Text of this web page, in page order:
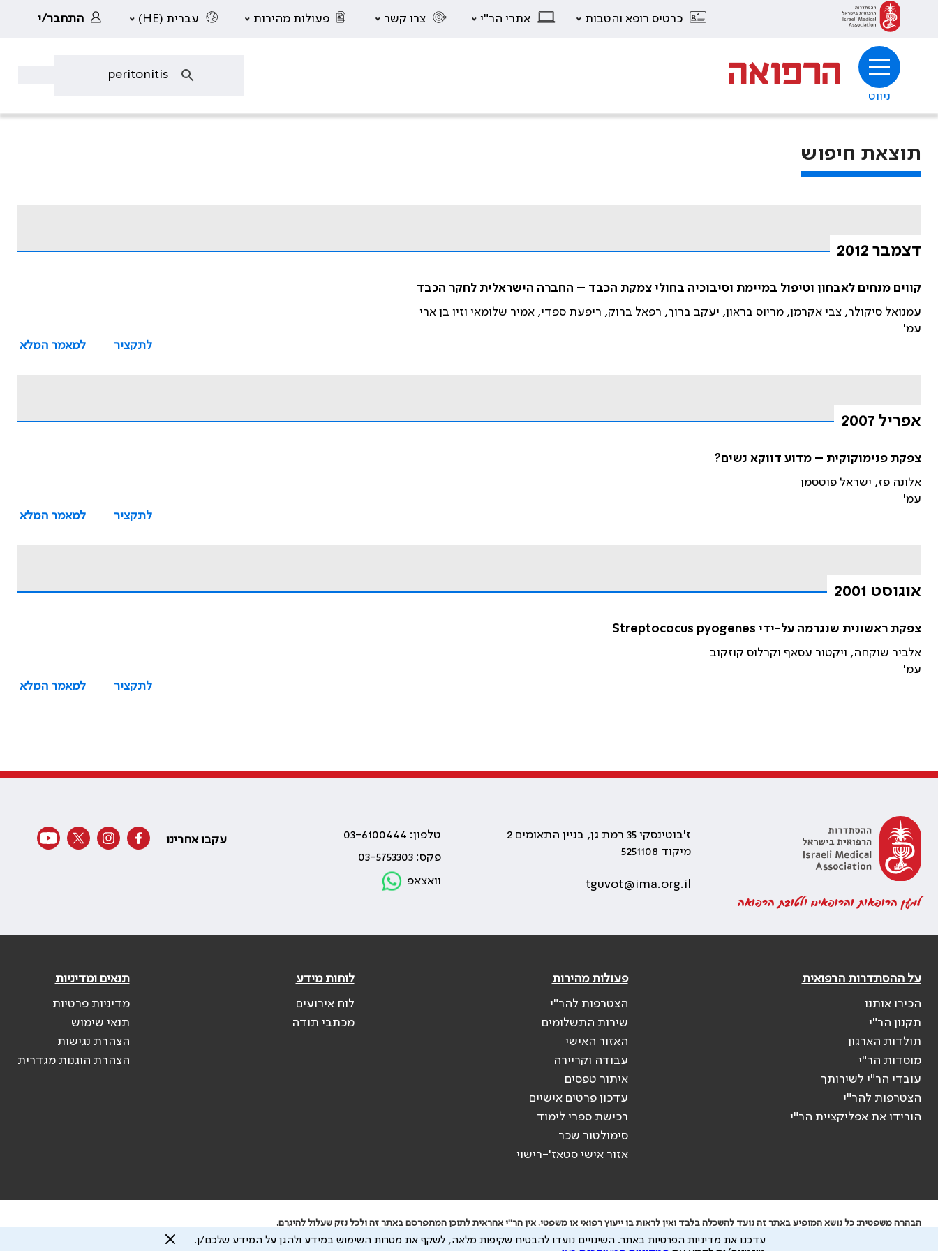
כרטיס רופא והטבות אתרי הר"י צרו קשר פעולות מהירות עברית (HE) התחבר/י
ניווט
תוצאת חיפוש
דצמבר 2012
קווים מנחים לאבחון וטיפול במיימת וסיבוכיה בחולי צמקת הכבד – החברה הישראלית לחקר הכבד
עמנואל סיקולר, צבי אקרמן, מריוס בראון, יעקב ברוך, רפאל ברוק, ריפעת ספדי, אמיר שלומאי וזיו בן ארי
עמ'
לתקציר
למאמר המלא
אפריל 2007
צפקת פנימוקוקית – מדוע דווקא נשים?
אלונה פז, ישראל פוטסמן
עמ'
לתקציר
למאמר המלא
אוגוסט 2001
צפקת ראשונית שנגרמה על-ידי Streptococus pyogenes
אלביר שוקחה, ויקטור עסאף וקרלוס קוזקוב
עמ'
לתקציר
למאמר המלא
למען הרופאות והרופאים ולטובת הרפואה
ז'בוטינסקי 35 רמת גן, בניין התאומים 2
מיקוד 5251108
tguvot@ima.org.il
טלפון: 03-6100444
פקס: 03-5753303
וואצאפ
עקבו אחרינו
על ההסתדרות הרפואית
הכירו אותנו
תקנון הר"י
תולדות הארגון
מוסדות הר"י
עובדי הר"י לשירותך
הצטרפות להר"י
הורידו את אפליקציית הר"י
פעולות מהירות
הצטרפות להר"י
שירות התשלומים
האזור האישי
עבודה וקריירה
איתור טפסים
עדכון פרטים אישיים
רכישת ספרי לימוד
סימולטור שכר
אזור אישי סטאז'-רישוי
לוחות מידע
לוח אירועים
מכתבי תודה
תנאים ומדיניות
מדיניות פרטיות
תנאי שימוש
הצהרת נגישות
הצהרת הוגנות מגדרית
הבהרה משפטית: כל נושא המופיע באתר זה נועד להשכלה בלבד ואין לראות בו ייעוץ רפואי או משפטי. אין הר"י אחראית לתוכן המתפרסם באתר זה ולכל נזק שעלול להיגרם.
ידוע לי שהר"י אוספת ושומרת מידע אישי לצורך מתן השרות וכי חלק ממנו עשוי להיות מועבר לצדדים שלישיים, הכל בכפוף למדיניות הפרטיותול תנאי השימוש עדכנו את מדיניות הפרטיות באתר. השינויים נועדו להבטיח שקיפות מלאה, לשקף את מטרות השימוש במידע ולהגן על המידע שלכם/ן.